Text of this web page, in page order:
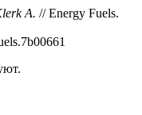
A. // Energy Fuels.